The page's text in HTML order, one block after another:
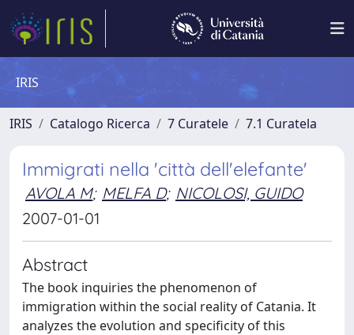
IRIS
IRIS Catalogo Ricerca 7 Curatele 7.1 Curatela
Immigrati nella 'città dell'elefante'
AVOLA M; MELFA D; NICOLOSI, GUIDO
2007-01-01
Abstract
The book inquiries the phenomenon of
immigration within the social reality of Catania. It
analyzes the evolution and specificity of this